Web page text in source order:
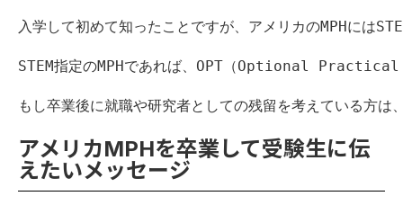
入学して初めて知ったことですが、アメリカのMPH
STEM指定のMPHであれば、OPT（Optional Practical
もし卒業後に就職や研究者としての残留を考えている方
アメリカMPHを卒業して受験生に伝
えたいメッセージ